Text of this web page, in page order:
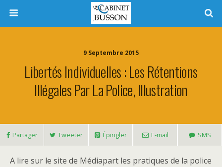
9 Septembre 2015
Libertés Individuelles : Les Rétentions
Illégales Par La Police, Illustration
Partager Tweeter Épingler E-mail SMS
A lire sur le site de Médiapart les pratiques de la police